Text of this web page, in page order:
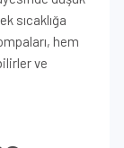
sıcaklığa
hem
ve